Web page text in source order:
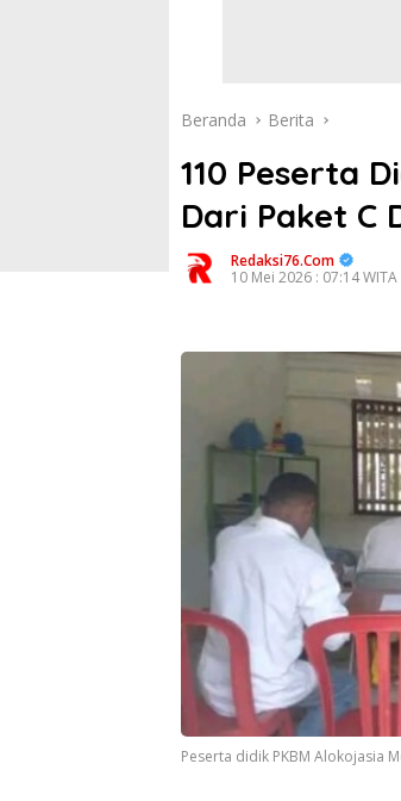
Beranda Berita
110 Peserta
Dari Paket C
Redaksi76.com
10 Mei 2026 : 07:14
Peserta didik PKBM Alokojasia